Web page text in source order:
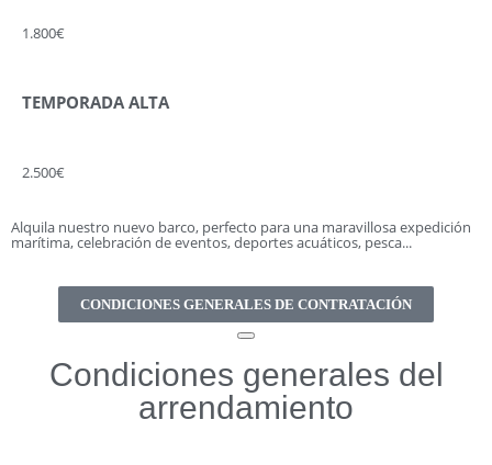
1.800€
TEMPORADA ALTA
2.500€
Alquila nuestro nuevo barco, perfecto para una maravillosa expedición
marítima, celebración de eventos, deportes acuáticos, pesca...
CONDICIONES GENERALES DE CONTRATACIÓN
Condiciones generales del
arrendamiento